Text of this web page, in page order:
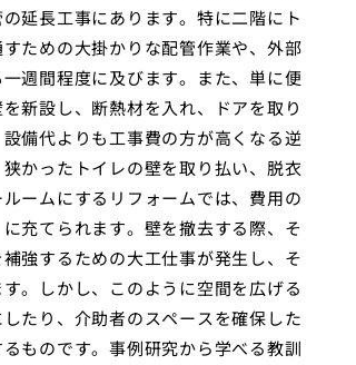
延長工事にあります。特に二階にト
ための大掛かりな配管作業や、外部
週間程度に及びます。また、単に便
新設し、断熱材を入れ、ドアを取り
備代よりも工事費の方が高くなる逆
かったトイレの壁を取り払い、脱衣
ームにするリフォームでは、費用の
充てられます。壁を撤去する際、そ
強するための大工仕事が発生し、そ
。しかし、このように空間を広げる
たり、介助者のスペースを確保した
ものです。事例研究から学べる教訓